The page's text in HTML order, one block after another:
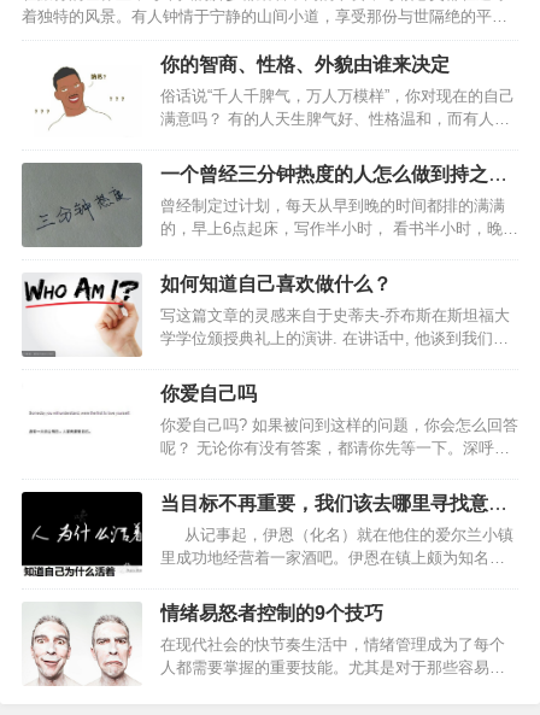
着独特的风景。有人钟情于宁静的山间小道，享受那份与世隔绝的平
和；而有人则热衷于城市的喧嚣，渴望在繁华中感受生活的脉动。性
格，如同一把钥匙，开启了通往不同旅行体验的大门。它不仅塑造了人
们如何看待这个世界，也决定了他们在旅途中寻找什么样的经历。性格
影响着人们对旅游目的地的选择以及旅行方式的偏好。例如，外向型的
人往往倾向于选择社交性强、充满活力的活动，他们更愿意参与群体旅
行或者探索热闹非凡的城市中心。相反，内向型的个体可能更偏爱独自
你的智商、性格、外貌由谁来决定
俗话说“千人千脾气，万人万模样”，你对现在的自己
满意吗？ 有的人天生脾气好、性格温和，而有人天
只能油头粉面，为什么呢？ 我们的外在形象和内在
的素质往往由父母决定着，主要表现在以下三
点： 人的认知、情绪情感、记忆、智力、人格都属
于心理学的范畴 一、性格 性格受父亲的遗传影响
大。性格的形成固然有先天的成分，但主要是后天
的影响，相对而言，父亲的影响力会更大些。其
一个曾经三分钟热度的人怎么做到持之以
恒
曾经制定过计划，每天从早到晚的时间都排的满满
的，早上6点起床，写作半小时， 看书半小时，晚上
忙碌，几乎没有什么休息娱乐时间，总觉得如果玩
乐休息会破坏当前这种“勤奋”的状态，于是每天都很
累，从早忙到晚，完全透不过气，结果往往坚持不
到1周（仅仅只有7天）就放弃，很多书都只是看了
个开头，运动就更是嘴上说说。然而计划放弃之
后，我变得非常懒，下班回家就躺床上刷剧，很晚
糊涂地收拾一通就上班，周末也基本上宅在家里叫
外卖…
如何知道自己喜欢做什么？
写这篇文章的灵感来自于史蒂夫-乔布斯在斯坦福大
学学位颁授典礼上的演讲. 在讲话中, 他谈到我们曾
西. 工作上是如此, 对情侣也是如此. 你的工作将占据
你生命中大半个人生, 唯一能真正获得满足的方法是
做你认为伟大的工作, 而唯一能做伟大的工作的方法
是喜爱你做的事。” –史蒂夫.乔布斯 那么, 问题自
然地出来了, 怎样找到你喜欢做什么事情? 这是一个
很大的问题. 让我热血沸腾的是我们听到我们必须一
你爱自己吗
你爱自己吗? 如果被问到这样的问题，你会怎么回答
呢？ 无论你有没有答案，都请你先等一下。深呼
静下你的心。 如果你要闭上眼睛也可以，请再问问
你自己：我爱我自己吗？答案会浮现出来的，你的
心会回答你所问的问题。 爱自己并不是让自己吃好
的、穿好的而已。我们的个案中许多人在心灵上是
十分苛待自己的，总是觉得自己不够好、没有自
信，在能力、容貌、身材上尤其多。 因为觉得自己
力…
当目标不再重要，我们该去哪里寻找意
义？
从记事起，伊恩（化名）就在他住的爱尔兰小镇
里成功地经营着一家酒吧。伊恩在镇上颇为知名。
的。他也一直过得非常开心。 最终，伊恩决定卖
掉他的生意。他的存款和卖掉生意所赚到的钱，已
经足以让他继续舒服地过日子。他已经准备好好放
松，享受他之前努力的成果。可是，忽然之间，他
情绪易怒者控制的9个技巧
在现代社会的快节奏生活中，情绪管理成为了每个
人都需要掌握的重要技能。尤其是对于那些容易情